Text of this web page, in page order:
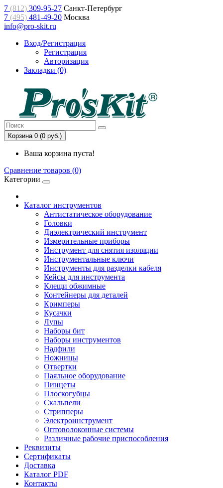
7 (812) 309-95-27 Санкт-Петербург
7 (495) 481-49-20 Москва
info@pro-skit.ru
Вход/Регистрация
Регистрация
Авторизация
Закладки (0)
Корзина 0 (0 руб.)
Ваша корзина пуста!
Сравнение товаров (0)
Категории
Каталог инструментов
Антистатическое оборудование
Головки
Диэлектрический инструмент
Измерительные приборы
Инструмент для снятия изоляции
Инструментальные ключи
Инструменты для разделки кабеля
Кейсы для инструмента
Клещи обжимные
Контейнеры для деталей
Кримперы
Кусачки
Лупы
Наборы бит
Наборы инструментов
Надфили
Ножницы
Отвертки
Паяльное оборудование
Пинцеты
Плоскогубцы
Скальпели
Стрипперы
Электроинструмент
Оптоволоконные системы
Различные рабочие приспособления
Реквизиты
Сертификаты
Доставка
Каталог PDF
Контакты